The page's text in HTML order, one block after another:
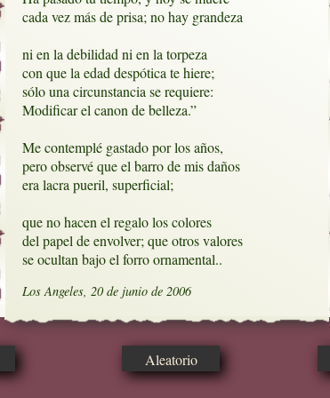
cada vez más de prisa; no hay grandeza
ni en la debilidad ni en la torpeza
con que la edad despótica te hiere;
sólo una circunstancia se requiere:
Modificar el canon de belleza.”
Me contemplé gastado por los años,
pero observé que el barro de mis daños
era lacra pueril, superficial;
que no hacen el regalo los colores
del papel de envolver; que otros valores
se ocultan bajo el forro ornamental..
Los Angeles, 20 de junio de 2006
Aleatorio